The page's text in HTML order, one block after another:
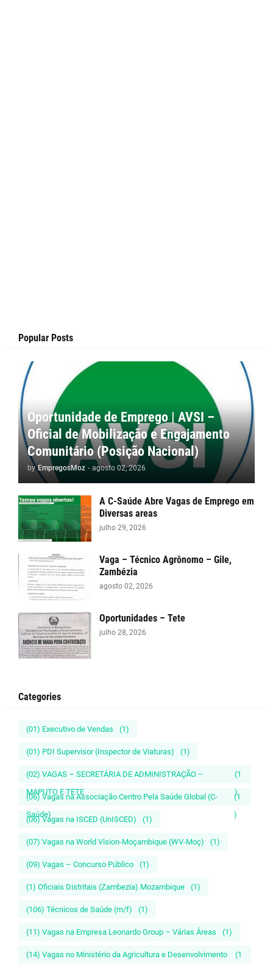
Popular Posts
Oportunidade de Emprego | AVSI –
Oficial de Mobilização e Engajamento
Comunitário (Posição Nacional)
by EmpregosMoz - agosto 02, 2026
A C-Saúde Abre Vagas de Emprego em
Diversas areas
julho 29, 2026
Vaga – Técnico Agrônomo – Gile,
Zambézia
agosto 02, 2026
Oportunidades – Tete
julho 28, 2026
Categories
(01) Executivo de Vendas (1)
(01) PDI Supervisor (Inspector de Viaturas) (1)
(02) VAGAS – SECRETÁRIA DE ADMINISTRAÇÃO –
MAPUTO E TETE
(1
)
(06) Vagas na Associação Centro Pela Saúde Global (C-
Saúde)
(1
)
(06) Vagas na ISCED (UnISCED) (1)
(07) Vagas na World Vision-Moçambique (WV-Moç) (1)
(09) Vagas – Concurso Público (1)
(1) Oficiais Distritais (Zambezia) Mozambique (1)
(106) Técnicos de Saúde (m/f) (1)
(11) Vagas na Empresa Leonardo Group – Várias Áreas (1)
(14) Vagas no Ministério da Agricultura e Desenvolvimento
(1